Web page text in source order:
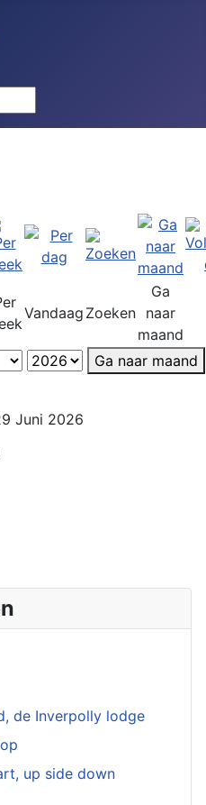
Vandaag Zoeken
Ga
naar
maand
Ga naar maand
Juni 2026
de Inverpolly lodge
up side down